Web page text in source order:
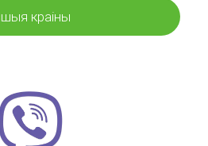
краіны